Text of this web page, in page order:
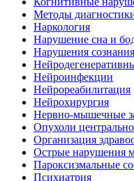
Методы
Наркология
Нарушение сна и
Нарушения сознания
Нейроинфекции
Нейрореабилитация
Нейрохирургия
Нервно-мышечные
Опухоли
Организация
Острые нарушения
Пароксизмальные
Психиатрия